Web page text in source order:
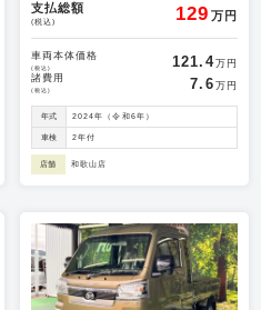
支払総額
(税込) 129 万円
車両本体価格
(税込) 121.4万円
諸費用
(税込) 7.6 万円
年式 2024年（令和6年）
車検 2年付
店舗 和歌山店